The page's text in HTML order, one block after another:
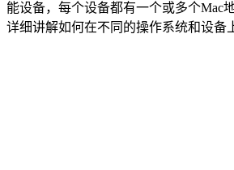
能设备，每个设备都有一个或多个Mac
详细讲解如何在不同的操作系统和设备